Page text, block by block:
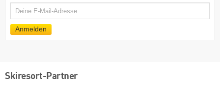
E-
Anmelden
Skiresort-Partner